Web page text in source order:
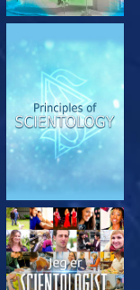
UTFORSK SERIEN
SE